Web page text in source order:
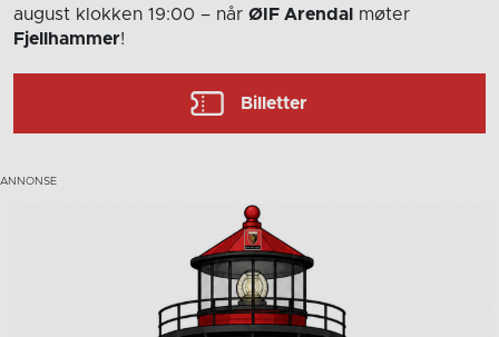
august klokken 19:00 – når ØIF Arendal
møter
Fjellhammer!
Billetter